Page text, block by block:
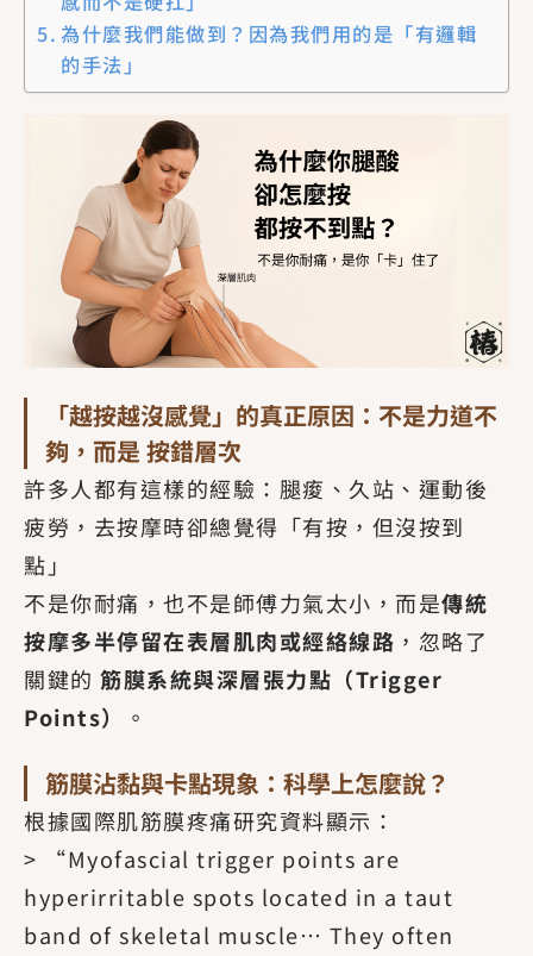
為什麼我們能做到？因為我們用的是「有邏輯
的手法」
「越按越沒感覺」的真正原因：不是力道不
夠，而是 按錯層次
許多人都有這樣的經驗：腿痠、久站、運動後
疲勞，去按摩時卻總覺得「有按，但沒按到
點」
不是你耐痛，也不是師傅力氣太小，而是傳統
按摩多半停留在表層肌肉或經絡線路 ，忽略了
關鍵的 筋膜系統與深層張力點（Trigger
Points）
。
筋膜沾黏與卡點現象：科學上怎麼說？
根據國際肌筋膜疼痛研究資料顯示：
> “Myofascial trigger points are
hyperirritable spots located in a taut
band of skeletal muscle… They often